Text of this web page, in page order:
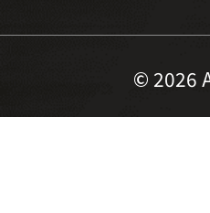
© 2026